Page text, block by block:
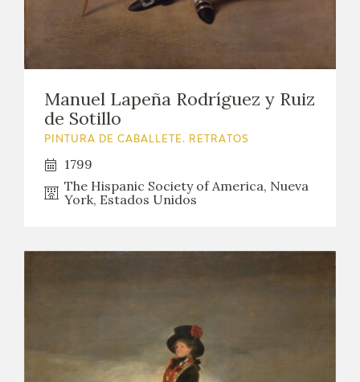
Manuel Lapeña Rodríguez y Ruiz
de Sotillo
PINTURA DE CABALLETE. RETRATOS
1799
The Hispanic Society of America, Nueva
York, Estados Unidos